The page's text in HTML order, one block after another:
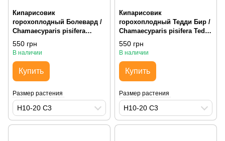
Кипарисовик
горохоплодный Болевард /
Chamaecyparis pisifera
Boulevard, H10-20 С3,
пирамидальная
550 грн
В наличии
Купить
Размер растения
H10-20 С3
Кипарисовик
горохоплодный Тедди Бир /
Chamaecyparis pisifera Teddy
Bear, H10-20 С3,
пирамидальная
550 грн
В наличии
Купить
Размер растения
H10-20 С3